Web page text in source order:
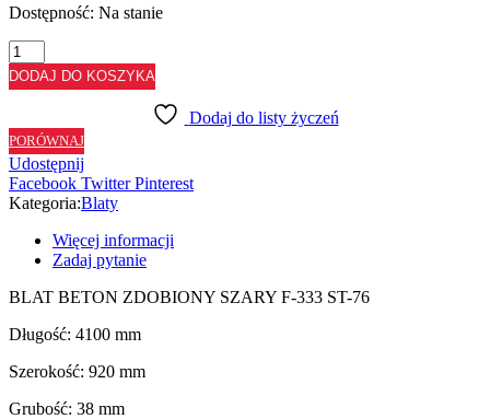
Dostępność: Na stanie
ilość
BLAT
BETON
SZARY
F333
ST76
-
92
DODAJ DO KOSZYKA
Dodaj do listy życzeń
PORÓWNAJ
Udostępnij
Facebook Twitter Pinterest
Kategoria:Blaty
Więcej informacji
Zadaj pytanie
BLAT BETON ZDOBIONY SZARY F-333 ST-76
Długość: 4100 mm
Szerokość: 920 mm
Grubość: 38 mm